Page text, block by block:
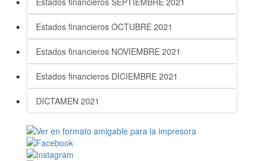
Estados financieros OCTUBRE 2021
Estados financieros NOVIEMBRE 2021
Estados financieros DICIEMBRE 2021
DICTAMEN 2021